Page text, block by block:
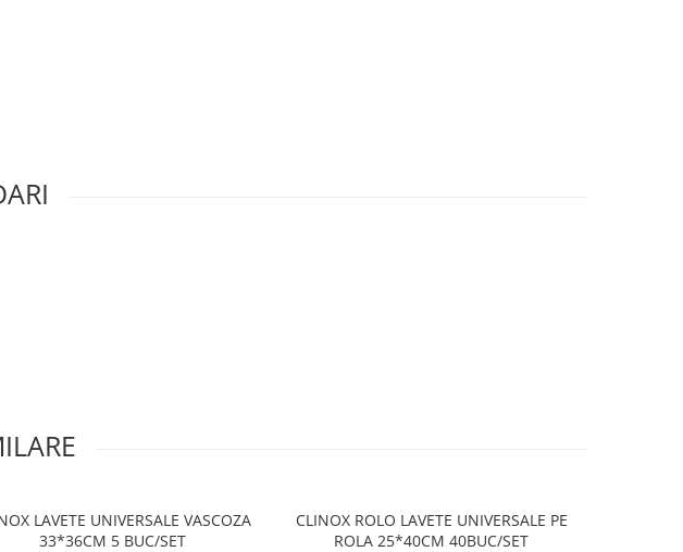
LAVETE UNIVERSALE VASCOZA
33*36CM 5 BUC/SET
CLINOX ROLO LAVETE UNIVERSALE PE
ROLA 25*40CM 40BUC/SET